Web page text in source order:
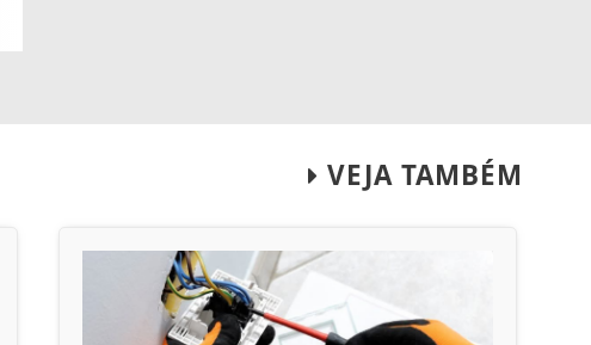
VEJA TAMBÉM